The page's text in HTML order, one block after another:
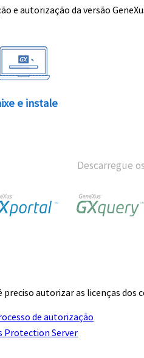
e autorização da versão
e instale
Descarregue
preciso autorizar as licenças dos
de autorização
Protection Server